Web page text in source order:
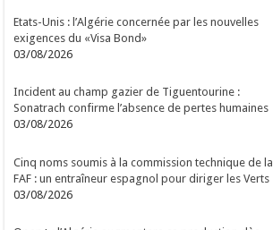
Etats-Unis : l’Algérie concernée par les nouvelles
exigences du «Visa Bond»
03/08/2026
Incident au champ gazier de Tiguentourine :
Sonatrach confirme l’absence de pertes humaines
03/08/2026
Cinq noms soumis à la commission technique de la
FAF : un entraîneur espagnol pour diriger les Verts
03/08/2026